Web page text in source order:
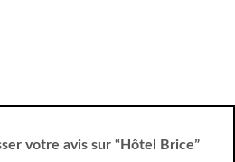
votre avis sur “Hôtel Brice”